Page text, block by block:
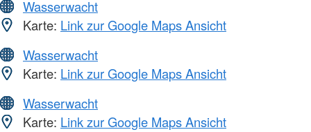
Wasserwacht
Karte: Link zur Google Maps Ansicht
Wasserwacht
Karte: Link zur Google Maps Ansicht
Wasserwacht
Karte: Link zur Google Maps Ansicht